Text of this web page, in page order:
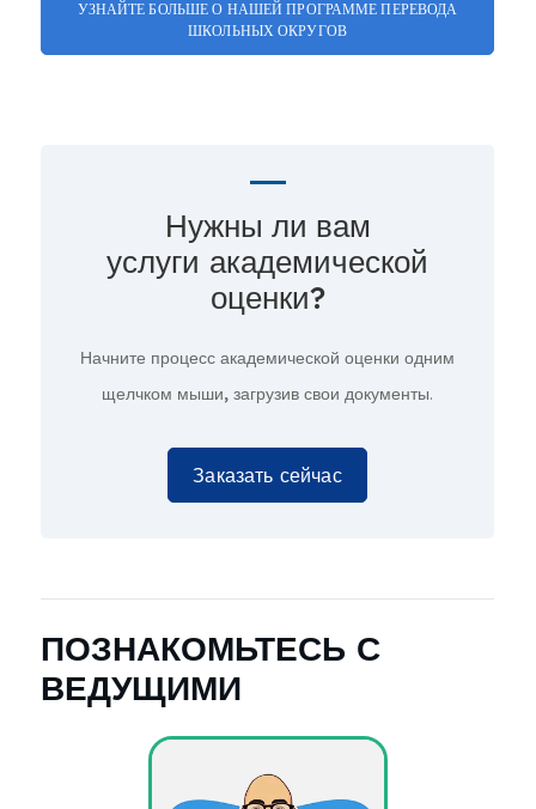
УЗНАЙТЕ БОЛЬШЕ О НАШЕЙ ПРОГРАММЕ ПЕРЕВОДА
ШКОЛЬНЫХ ОКРУГОВ
Нужны ли вам
услуги академической
оценки?
Начните процесс академической оценки одним
щелчком мыши, загрузив свои документы.
Заказать сейчас
ПОЗНАКОМЬТЕСЬ С
ВЕДУЩИМИ